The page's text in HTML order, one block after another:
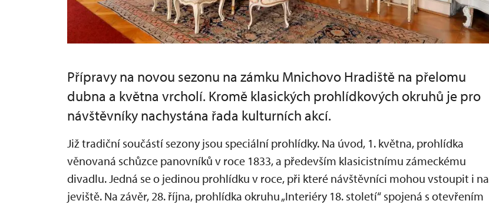
Přípravy na novou sezonu na zámku Mnichovo Hradiště na přelomu
dubna a května vrcholí. Kromě klasických prohlídkových okruhů je pro
návštěvníky nachystána řada kulturních akcí.
Již tradiční součástí sezony jsou speciální prohlídky. Na úvod, 1. května, prohlídka
věnovaná schůzce panovníků v roce 1833, a především klasicistnímu zámeckému
divadlu. Jedná se o jedinou prohlídku v roce, při které návštěvníci mohou vstoupit i na
jeviště. Na závěr, 28. října, prohlídka okruhu „Interiéry 18. století“ spojená s otevřením